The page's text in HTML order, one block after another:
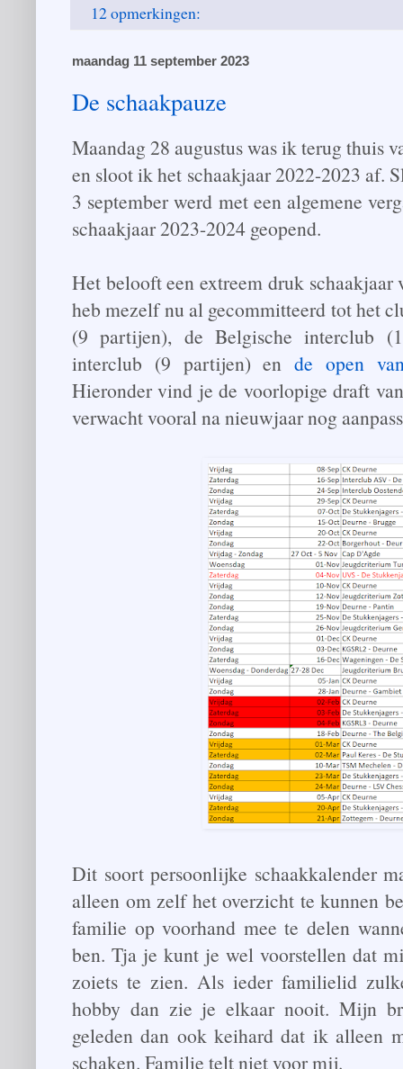
12 opmerkingen:
maandag 11 september 2023
De schaakpauze
Maandag 28 augustus was ik terug thuis
en sloot ik het schaakjaar 2022-2023 af.
3 september werd met een algemene
schaakjaar 2023-2024 geopend.
Het belooft een extreem druk
heb mezelf nu al gecommitteerd tot het
(9 partijen), de Belgische interclub
interclub (9 partijen) ende open
Hieronder vind je de voorlopige draft
verwacht vooral na nieuwjaar nog
Dit soort persoonlijke schaakkalender
alleen om zelf het overzicht te kunnen
familie op voorhand mee te delen
ben. Tja je kunt je wel voorstellen dat
zoiets te zien. Als ieder familielid
hobby dan zie je elkaar nooit. Mijn
geleden dan ook keihard dat ik alleen
schaken. Familie telt niet voor mij.